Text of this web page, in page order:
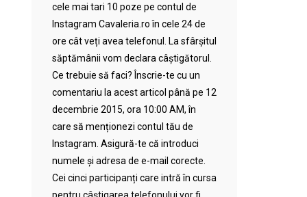
cele mai tari 10 poze pe contul de
Instagram Cavaleria.ro în cele 24 de
ore cât veți avea telefonul. La sfârșitul
săptămânii vom declara câștigătorul.
Ce trebuie să faci? Înscrie-te cu un
comentariu la acest articol până pe 12
decembrie 2015, ora 10:00 AM, în
care să menționezi contul tău de
Instagram. Asigură-te că introduci
numele și adresa de e-mail corecte.
Cei cinci participanți care intră în cursa